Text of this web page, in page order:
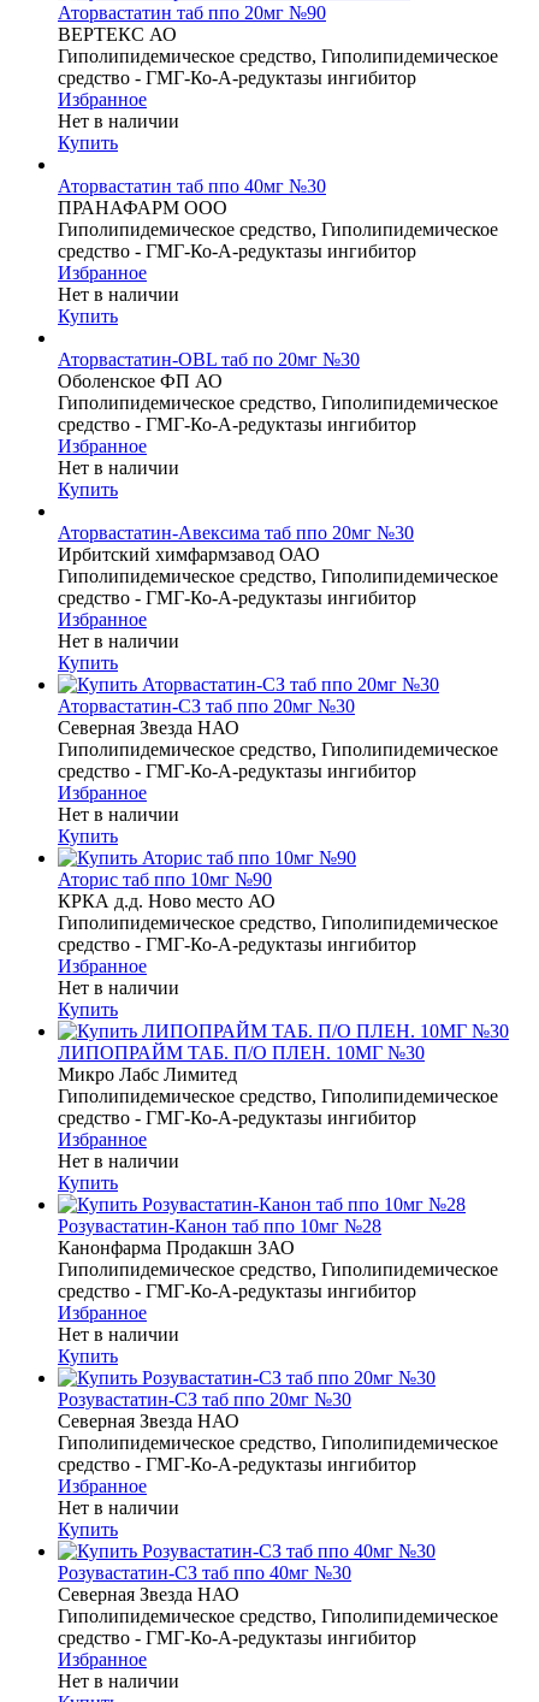
Аторвастатин таб ппо 20мг №90
ВЕРТЕКС АО
Гиполипидемическое средство, Гиполипидемическое
средство - ГМГ-Ко-А-редуктазы ингибитор
Избранное
Нет в наличии
Купить
Аторвастатин таб ппо 40мг №30
ПРАНАФАРМ ООО
Гиполипидемическое средство, Гиполипидемическое
средство - ГМГ-Ко-А-редуктазы ингибитор
Избранное
Нет в наличии
Купить
Аторвастатин-OBL таб по 20мг №30
Оболенское ФП АО
Гиполипидемическое средство, Гиполипидемическое
средство - ГМГ-Ко-А-редуктазы ингибитор
Избранное
Нет в наличии
Купить
Аторвастатин-Авексима таб ппо 20мг №30
Ирбитский химфармзавод ОАО
Гиполипидемическое средство, Гиполипидемическое
средство - ГМГ-Ко-А-редуктазы ингибитор
Избранное
Нет в наличии
Купить
Аторвастатин-СЗ таб ппо 20мг №30
Северная Звезда НАО
Гиполипидемическое средство, Гиполипидемическое
средство - ГМГ-Ко-А-редуктазы ингибитор
Избранное
Нет в наличии
Купить
Аторис таб ппо 10мг №90
КРКА д.д. Ново место АО
Гиполипидемическое средство, Гиполипидемическое
средство - ГМГ-Ко-А-редуктазы ингибитор
Избранное
Нет в наличии
Купить
ЛИПОПРАЙМ ТАБ. П/О ПЛЕН. 10МГ №30
Микро Лабс Лимитед
Гиполипидемическое средство, Гиполипидемическое
средство - ГМГ-Ко-А-редуктазы ингибитор
Избранное
Нет в наличии
Купить
Розувастатин-Канон таб ппо 10мг №28
Канонфарма Продакшн ЗАО
Гиполипидемическое средство, Гиполипидемическое
средство - ГМГ-Ко-А-редуктазы ингибитор
Избранное
Нет в наличии
Купить
Розувастатин-СЗ таб ппо 20мг №30
Северная Звезда НАО
Гиполипидемическое средство, Гиполипидемическое
средство - ГМГ-Ко-А-редуктазы ингибитор
Избранное
Нет в наличии
Купить
Розувастатин-СЗ таб ппо 40мг №30
Северная Звезда НАО
Гиполипидемическое средство, Гиполипидемическое
средство - ГМГ-Ко-А-редуктазы ингибитор
Избранное
Нет в наличии